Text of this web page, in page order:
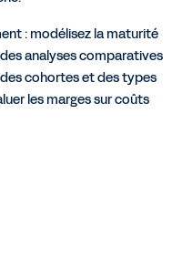
: modélisez la maturité
analyses comparatives
cohortes et des types
les marges sur coûts